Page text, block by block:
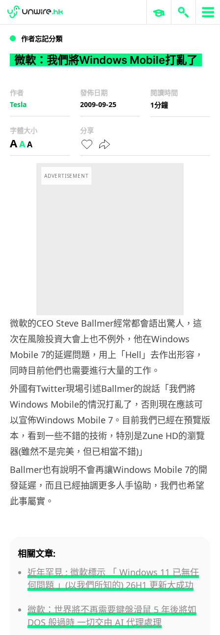
微軟：我們將Windows Mobile打亂了
WWDC 2026 ERP 與商業 AI
作者忘記分類
微軟：我們將Windows Mobile打亂了
作者
Tesla
發佈日期
2009-09-25
閱讀時間
1分鐘
字體大小
AAA
分享
ADVERTISEMENT
微軟的CEO Steve Ballmer經常都會語出驚人，這
次在風險投資大會上也不例外，他在Windows
Mobile 7的延遲問題，用上「Hell」去作出形容，
同時目前他們也需要進行大量的工作。
外國有Twitter現場引述Ballmer的說話「我們將
Windows Mobile的情況打亂了，否則現在應該可
以宣佈Windows Mobile 7。目前我們已經在預覽版
本，看到一些不錯的技術，特別是Zune HD的瀏覽
器(雖然不是完美，但已相當不錯)」
Ballmer也有說明不會再讓Windows Mobile 7的開
發延遲，而且已經抽調更多人手協助，我們也希望
此事屬實。
相關文章:
近年罕見 : 微軟標示 「 Windows 11 已無任
何問題 」(以我們所知的) 26H1 更新大成功
微軟：世界將不再需要鍵盤滑鼠 5 年後將如
DOS 般過時 一切交由 AI 代理處理